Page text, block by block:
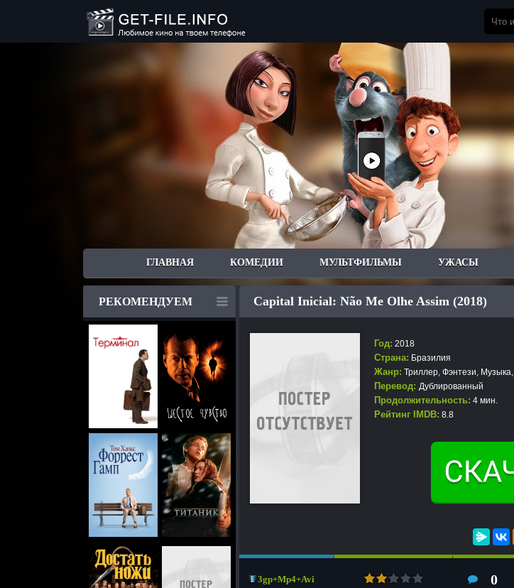
ГЛАВНАЯ КОМЕДИИ МУЛЬТФИЛЬМЫ УЖАСЫ
РЕКОМЕНДУЕМ Capital Inicial: Não Me Olhe Assim (2018)
Год: 2018
Страна: Бразилия
Жанр: Триллер, Фэнтези, Музыка,
Перевод: Дублированный
Продолжительность: 4 мин.
Рейтинг IMDB: 8.8
3gp+Mp4+Avi 0